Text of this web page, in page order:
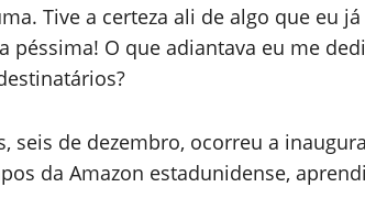
Tive a certeza ali de algo que eu
péssima! O que adiantava eu me
seis de dezembro, ocorreu a
da Amazon estadunidense,